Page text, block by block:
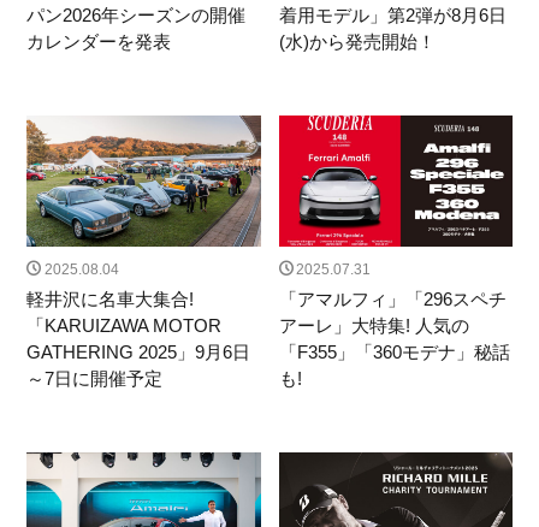
パン2026年シーズンの開催
カレンダーを発表
着用モデル」第2弾が8月6日
(水)から発売開始！
2025.08.04
軽井沢に名車大集合!
「KARUIZAWA MOTOR
GATHERING 2025」9月6日
～7日に開催予定
2025.07.31
「アマルフィ」「296スペチ
アーレ」大特集! 人気の
「F355」「360モデナ」秘話
も!
Special Projects Red Dot 330 P4
DEAGOSTINI デアゴスティーニ リーン・ロゼ梅田
バースデーリング2026
日本橋三越本店 本館1階ステージ Ligne Roset
OrientStar 75周年記念モデル AFCorse WEC
世界耐久選手権 Kamine LaurentFerrier
120周年記念 AnitaPorchet
検索